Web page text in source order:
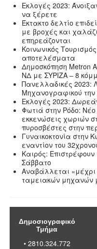
Εκλογές 2023:
να ξέρετε
Έκτακτο δελτίο
με βροχές και
επηρεάζονται
Κοινωνικός
αποτελέσματα
Δημοσκόπηση Metron
ΝΔ με ΣΥΡΙΖΑ – 8
Πανελλαδικές 2023:
Μηχανογραφικού
Εκλογές 2023:
Φωτιά στην Ρόδο:
εκκενώσεις χωριών
πυροσβέστες στην
Γυναικοκτονία στην
εναντίον του
Καιρός:
Σάββατο
Αναβάλλεται
ταμειακών μηχανών
Δημοσιογραφικό
Τμήμα
• 2810.324.772